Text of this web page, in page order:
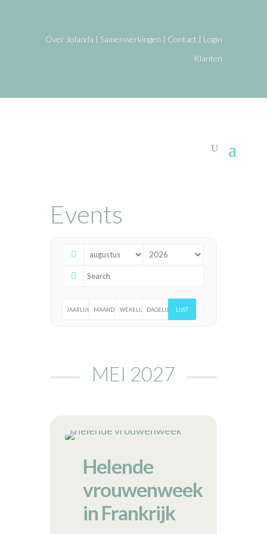
Over Jolanda | Samenwerkingen | Contact | Login
Klanten
Events
JAARLIJKS MAANDELIJKSWEKELIJKSDAGELIJKS LIJST
MEI 2027
Helende
vrouwenweek
in Frankrijk